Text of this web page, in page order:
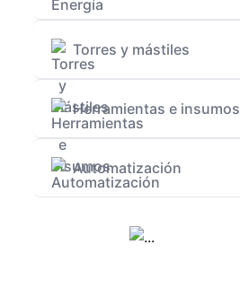
Torres y mástiles
Herramientas e insumos
Automatización